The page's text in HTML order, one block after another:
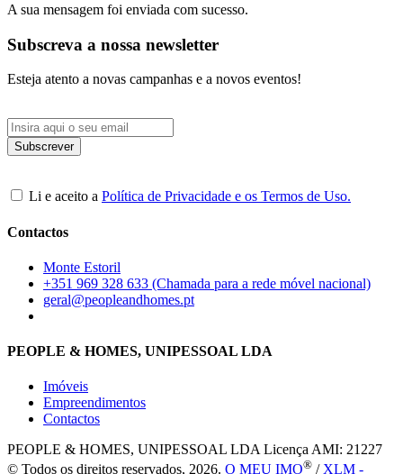
A sua mensagem foi enviada com sucesso.
Subscreva a nossa newsletter
Esteja atento a novas campanhas e a novos eventos!
Li e aceito a Política de Privacidade e os Termos de Uso.
Contactos
Monte Estoril
+351 969 328 633 (Chamada para a rede móvel nacional)
geral@peopleandhomes.pt
PEOPLE & HOMES, UNIPESSOAL LDA
Imóveis
Empreendimentos
Contactos
PEOPLE & HOMES, UNIPESSOAL LDA Licença AMI: 21227
© Todos os direitos reservados, 2026. O MEU IMO® /XLM -